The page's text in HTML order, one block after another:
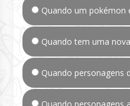
Quando um pokémon
Quando tem uma
Quando personagens